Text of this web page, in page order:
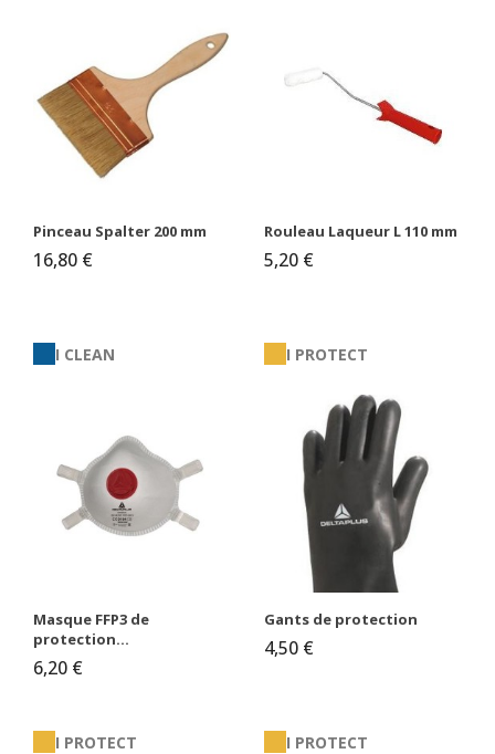
Pinceau Spalter 200 mm
16,80 €
Rouleau Laqueur L 110 mm
5,20 €
I CLEAN
Masque FFP3 de
protection...
6,20 €
I PROTECT
Gants de protection
4,50 €
I PROTECT I PROTECT